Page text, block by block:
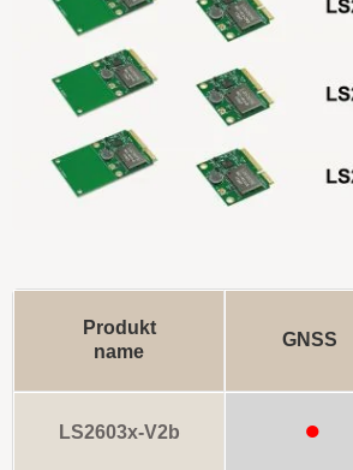
Produkt
name
GNSS
LS2603x-V2b ●